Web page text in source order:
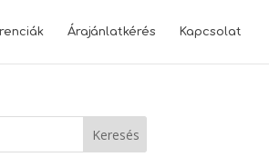
Árajánlatkérés Kapcsolat